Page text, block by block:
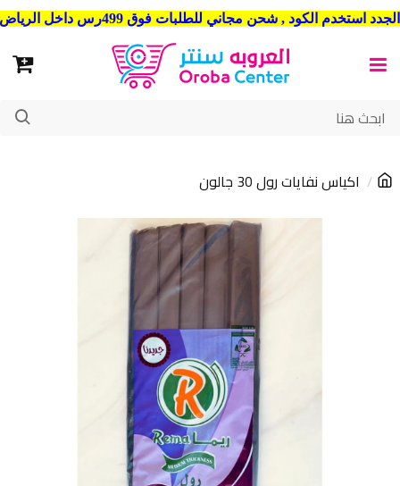
شحن مجاني للطلبات فوق 499رس داخل الرياض . وشحن الي جميع مدن المملكة العربية السعودية
اكياس نفايات رول 30 جالون